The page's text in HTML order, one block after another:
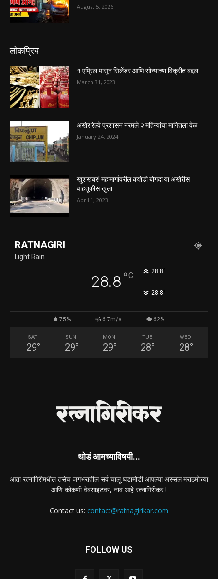
August 5, 2026
लोकप्रिय
१ एप्रिल पासून सिलेंडर आणि सोन्याच्या विक्रीत बद्दल
March 31, 2023
अखेर रेल्वे प्रशासन नरमले २ महिन्यांचा मागितला वेळ
January 24, 2024
खुशखबर! महामार्गावरील कशेडी बोगदा या अखेरीस
वाहतूकीस खुला
April 1, 2023
RATNAGIRI
Light Rain
28.8°C 28.8
28.8
75% 6.7m/s 62%
SAT
29°
SUN
29°
MON
29°
TUE
28°
WED
28°
थोडं आमच्याविषयी...
आता रत्नागिरीमधील तसेच जगभरातील सर्व चालू घडामोडी आपल्या अस्सल मराठमोळ्या
आणि कोकणी वेबसाइटवर, नाव आहे रत्नागिरीकर !
Contact us: contact@ratnagirikar.com
FOLLOW US